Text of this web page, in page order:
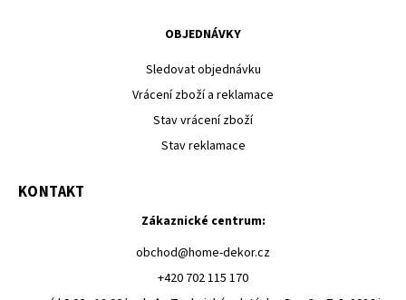
OBJEDNÁVKY
Sledovat objednávku
Vrácení zboží a reklamace
Stav vrácení zboží
Stav reklamace
KONTAKT
Zákaznické centrum:
obchod@home-dekor.cz
+420 702 115 170